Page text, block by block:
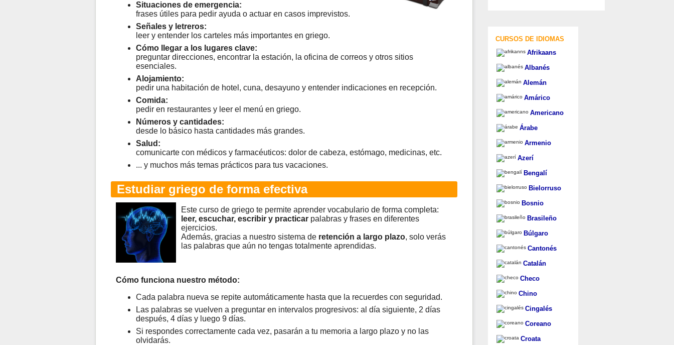
Situaciones de emergencia:
frases útiles para pedir ayuda o actuar en casos imprevistos.
Señales y letreros:
leer y entender los carteles más importantes en griego.
Cómo llegar a los lugares clave:
preguntar direcciones, encontrar la estación, la oficina de correos y otros sitios
esenciales.
Alojamiento:
pedir una habitación de hotel, cuna, desayuno y entender indicaciones en recepción.
Comida:
pedir en restaurantes y leer el menú en griego.
Números y cantidades:
desde lo básico hasta cantidades más grandes.
Salud:
comunicarte con médicos y farmacéuticos: dolor de cabeza, estómago, medicinas, etc.
... y muchos más temas prácticos para tus vacaciones.
Estudiar griego de forma efectiva
Este curso de griego te permite aprender vocabulario de forma completa:
leer, escuchar, escribir y practicarpalabras y frases en diferentes
ejercicios.
Además, gracias a nuestro sistema de retención a largo plazo, solo verás
las palabras que aún no tengas totalmente aprendidas.
Cómo funciona nuestro método:
Cada palabra nueva se repite automáticamente hasta que la recuerdes con seguridad.
Las palabras se vuelven a preguntar en intervalos progresivos: al día siguiente, 2 días
después, 4 días y luego 9 días.
Si respondes correctamente cada vez, pasarán a tu memoria a largo plazo y no las
olvidarás.
CURSOS DE IDIOMAS
Afrikaans
Albanés
Alemán
Amárico
Americano
Árabe
Armenio
Azerí
Bengalí
Bielorruso
Bosnio
Brasileño
Búlgaro
Cantonés
Catalán
Checo
Chino
Cingalés
Coreano
Croata